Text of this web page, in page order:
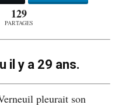
129
PARTAGES
il y a 29 ans.
pleurait son